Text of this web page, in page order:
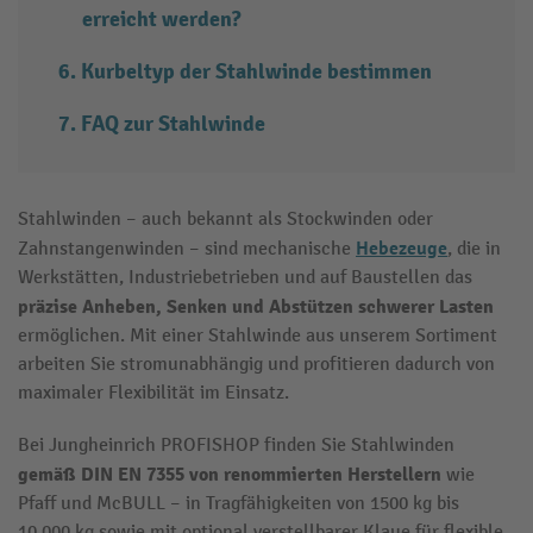
erreicht werden?
Kurbeltyp der Stahlwinde bestimmen
FAQ zur Stahlwinde
Stahlwinden – auch bekannt als Stockwinden oder
Zahnstangenwinden – sind mechanische Hebezeuge, die in
Werkstätten, Industriebetrieben und auf Baustellen das
präzise Anheben, Senken und Abstützen schwerer Lasten
ermöglichen. Mit einer Stahlwinde aus unserem Sortiment
arbeiten Sie stromunabhängig und profitieren dadurch von
maximaler Flexibilität im Einsatz.
Bei Jungheinrich PROFISHOP finden Sie Stahlwinden
gemäß DIN EN 7355 von renommierten Herstellern wie
Pfaff und McBULL – in Tragfähigkeiten von 1500 kg bis